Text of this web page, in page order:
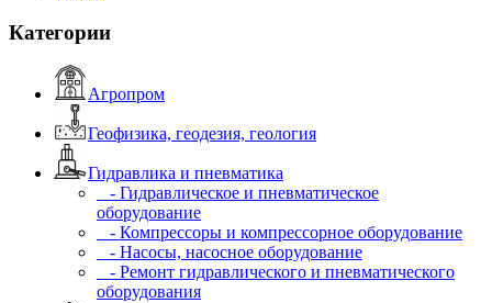
Категории
Агропром
Геофизика, геодезия, геология
Гидравлика и пневматика
- Гидравлическое и пневматическое
оборудование
- Компрессоры и компрессорное оборудование
- Насосы, насосное оборудование
- Ремонт гидравлического и пневматического
оборудования